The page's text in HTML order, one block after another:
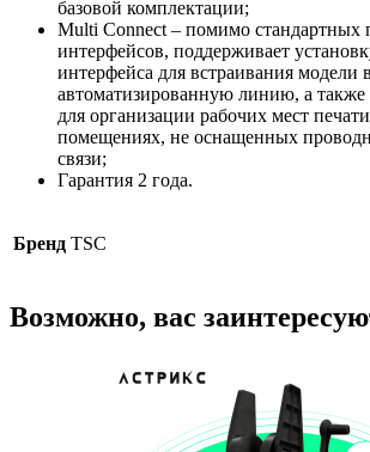
базовой комплектации;
Multi Connect – помимо стандартных
интерфейсов, поддерживает
интерфейса для встраивания модели в
автоматизированную линию, а
для организации рабочих мест
помещениях, не оснащенных
связи;
Гарантия 2 года.
Бренд TSC
Возможно, вас